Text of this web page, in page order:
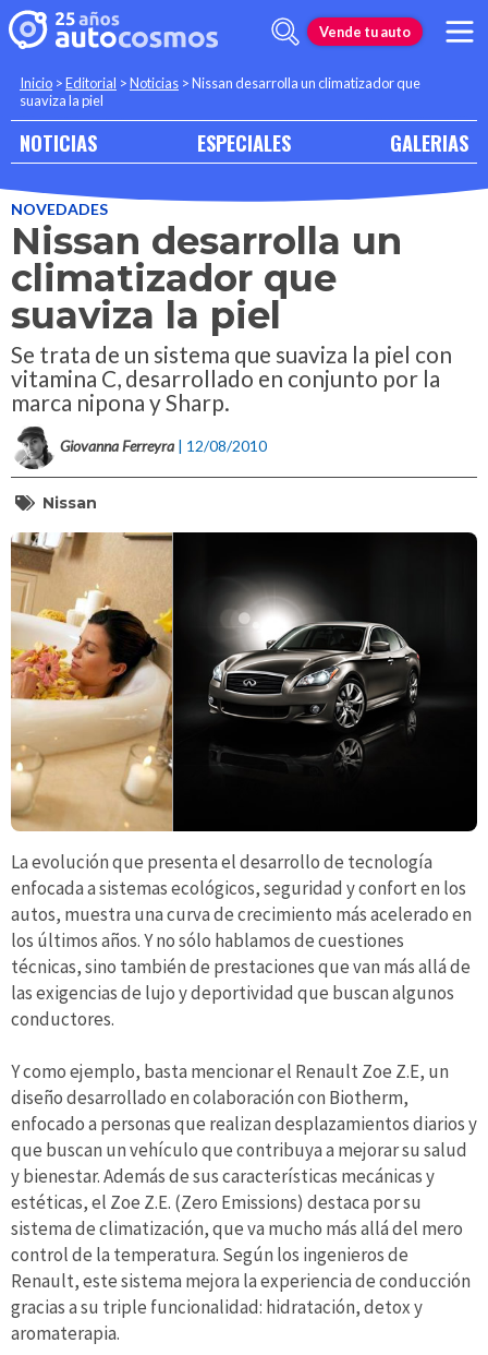
Vende tu auto
Inicio >Editorial >Noticias >Nissan desarrolla un climatizador que
suaviza la piel
NOTICIAS ESPECIALES GALERIAS
NOVEDADES
Nissan desarrolla un
climatizador que
suaviza la piel
Se trata de un sistema que suaviza la piel con
vitamina C, desarrollado en conjunto por la
marca nipona y Sharp.
Giovanna Ferreyra | 12/08/2010
Nissan
La evolución que presenta el desarrollo de tecnología
enfocada a sistemas ecológicos, seguridad y confort en los
autos, muestra una curva de crecimiento más acelerado en
los últimos años. Y no sólo hablamos de cuestiones
técnicas, sino también de prestaciones que van más allá de
las exigencias de lujo y deportividad que buscan algunos
conductores.
Y como ejemplo, basta mencionar el Renault Zoe Z.E, un
diseño desarrollado en colaboración con Biotherm,
enfocado a personas que realizan desplazamientos diarios y
que buscan un vehículo que contribuya a mejorar su salud
y bienestar. Además de sus características mecánicas y
estéticas, el Zoe Z.E. (Zero Emissions) destaca por su
sistema de climatización, que va mucho más allá del mero
control de la temperatura. Según los ingenieros de
Renault, este sistema mejora la experiencia de conducción
gracias a su triple funcionalidad: hidratación, detox y
aromaterapia.